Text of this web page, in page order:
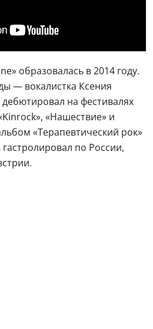
образовалась в 2014 году.
— вокалистка Ксения
на фестивалях
«Нашествие» и
«Терапевтический рок»
гастролировал по России,